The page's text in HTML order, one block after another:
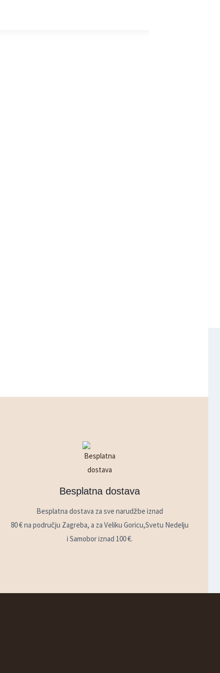
Besplatna dostava
Besplatna dostava za sve narudžbe iznad
80 € na području Zagreba, a za Veliku Goricu,Svetu Nedelju
i Samobor iznad 100 €.